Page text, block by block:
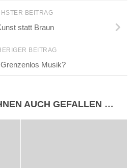
BEITRAG
statt Braun
BEITRAG
Musik?
AUCH GEFALLEN …